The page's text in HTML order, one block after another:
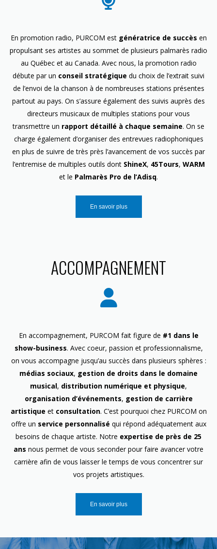
En promotion radio, PURCOM est génératrice de succès en
propulsant ses artistes au sommet de plusieurs palmarès radio
au Québec et au Canada. Avec nous, la promotion radio
débute par un conseil stratégique du choix de l’extrait suivi
de l’envoi de la chanson à de nombreuses stations présentes
partout au pays. On s’assure également des suivis auprès des
directeurs musicaux de multiples stations pour vous
transmettre un rapport détaillé à chaque semaine. On se
charge également d’organiser des entrevues radiophoniques
en plus de suivre de très près l’avancement de vos succès par
l’entremise de multiples outils dont ShineX, 45Tours, WARM
et le Palmarès Pro de l’Adisq.
En savoir plus
ACCOMPAGNEMENT
En accompagnement, PURCOM fait figure de #1 dans le
show-business. Avec coeur, passion et professionnalisme,
on vous accompagne jusqu’au succès dans plusieurs sphères :
médias sociaux, gestion de droits dans le domaine
musical, distribution numérique et physique,
organisation d’événements, gestion de carrière
artistique etconsultation. C’est pourquoi chez PURCOM on
offre un service personnalisé qui répond adéquatement aux
besoins de chaque artiste. Notre expertise de près de 25
ans nous permet de vous seconder pour faire avancer votre
carrière afin de vous laisser le temps de vous concentrer sur
vos projets artistiques.
En savoir plus